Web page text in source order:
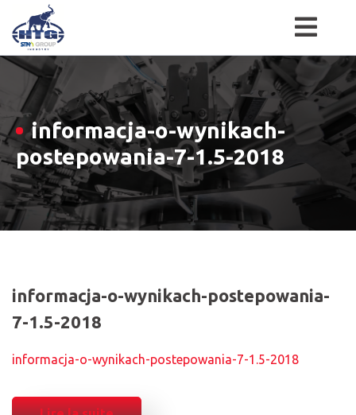
Skip
content
informacja-o-wynikach-
postepowania-7-1.5-2018
informacja-o-wynikach-postepowania-
7-1.5-2018
informacja-o-wynikach-postepowania-7-1.5-2018